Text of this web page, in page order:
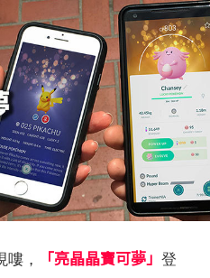
， 「亮晶晶寶可夢」 登